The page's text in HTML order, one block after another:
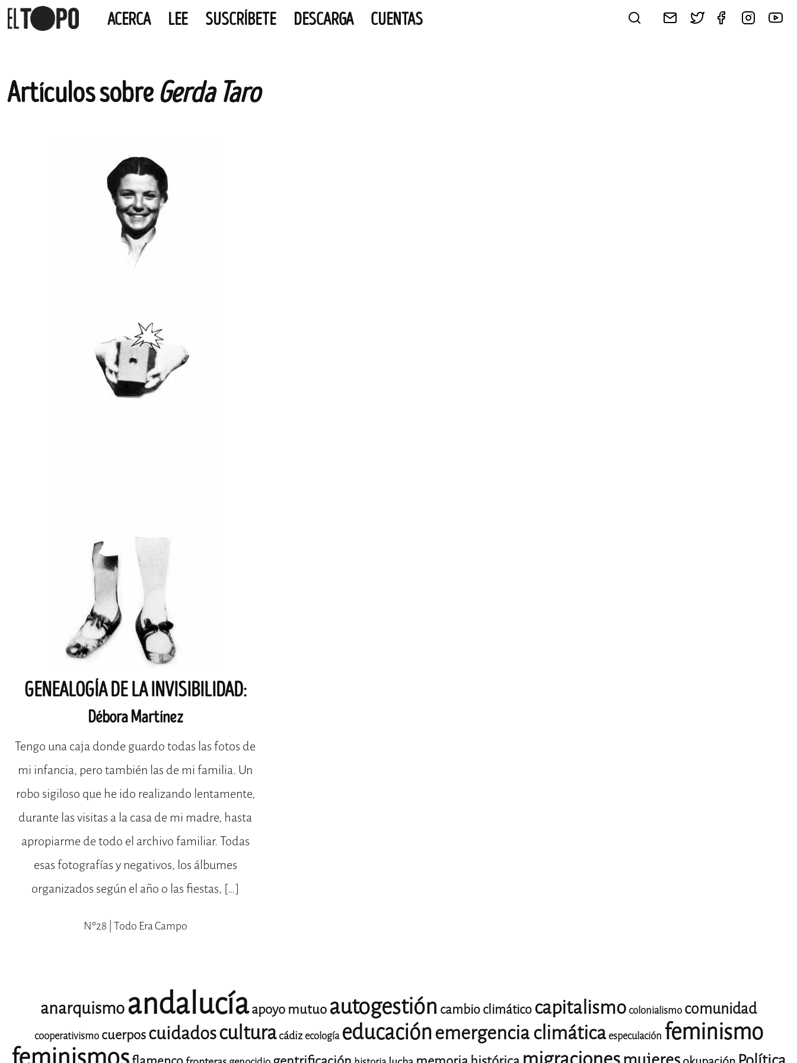
Skip
to
ACERCA LEE SUSCRÍBETE DESCARGA CUENTAS
Artículos sobreGerda Taro
GENEALOGÍA DE LA INVISIBILIDAD:
Débora Martínez
Tengo una caja donde guardo todas las fotos de
mi infancia, pero también las de mi familia. Un
robo sigiloso que he ido realizando lentamente,
durante las visitas a la casa de mi madre, hasta
apropiarme de todo el archivo familiar. Todas
esas fotografías y negativos, los álbumes
organizados según el año o las fiestas, […]
Nº28 | Todo Era Campo
anarquismoandalucíaapoyo mutuo autogestión cambio climáticocapitalismo colonialismo comunidad
cooperativismo cuerposcuidadoscultura cádiz ecología educaciónemergencia climática especulación feminismo